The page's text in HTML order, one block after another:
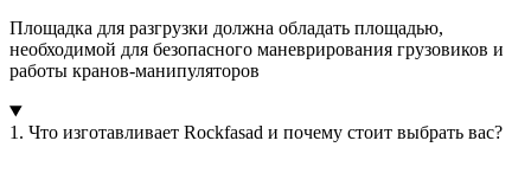
Площадка для разгрузки должна обладать площадью,
необходимой для безопасного маневрирования грузовиков и
работы кранов-манипуляторов
1. Что изготавливает Rockfasad и почему стоит выбрать вас?